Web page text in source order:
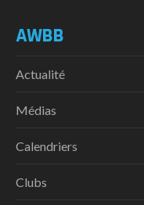
AWBB
Actualité
Médias
Calendriers
Clubs